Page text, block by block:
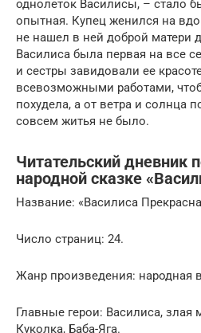
однолеток Василисы, – стало
опытная. Купец женился на
не нашел в ней доброй матери
Василиса была первая на все
и сестры завидовали ее
всевозможными работами,
похудела, а от ветра и солнца
совсем житья не было.
Читательский дневник
народной сказке
Название: «Василиса
Число страниц: 24.
Жанр произведения: народная
Главные герои: Василиса, злая
Куколка, Баба-Яга.